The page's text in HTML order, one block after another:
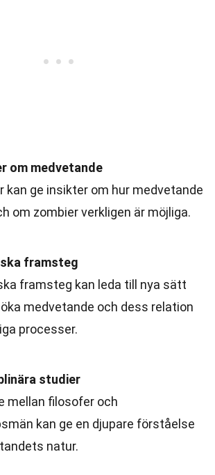
om medvetande
kan ge insikter om hur medvetande
om zombier verkligen är möjliga.
framsteg
framsteg kan leda till nya sätt
medvetande och dess relation
processer.
studier
mellan filosofer och
kan ge en djupare förståelse
natur.